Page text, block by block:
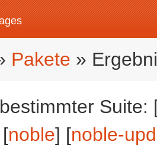
Pakete »
Suite:
noble] [noble-